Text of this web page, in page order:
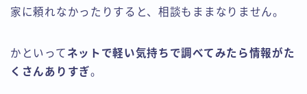
家に頼れなかったりすると、相談もままなりません。
かといって ネットで軽い気持ちで調べてみたら情報がた
くさんありすぎ。